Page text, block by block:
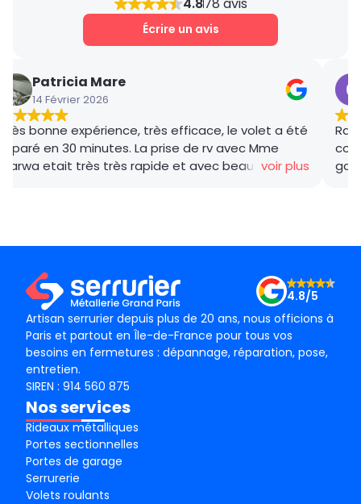
Écrire un avis
Patricia Mare
14 Février 2026
Très bonne expérience, très efficace, le volet a été
réparé en 30 minutes. La prise de rv avec Mme
Marwa etait très très rapide et avec beaucoup de
voir plus
Artisan serrurier depuis plus de 20 ans, nous officions à
Paris et partout en Île-de-France pour tous vos
besoins en fermetures : dépannage, réparation, pose,
entretien.
4.8/5
SIREN : 914 560 875
Nos services
Rideaux métalliques
Portes sectionnelles
Portes de garage
Serrurerie
Volets roulants